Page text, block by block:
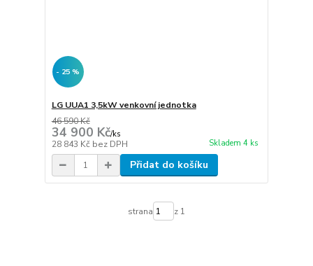
- 25 %
LG UUA1 3,5kW venkovní jednotka
46 590 Kč
34 900 Kč/ks
28 843 Kč bez DPH Skladem 4 ks
Přidat do košíku
strana z 1